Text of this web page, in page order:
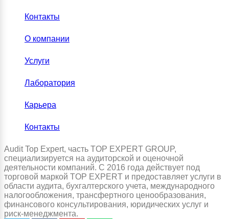
Контакты
О компании
Услуги
Лаборатория
Карьера
Контакты
Audit Top Expert, часть TOP EXPERT GROUP,
специализируется на аудиторской и оценочной
деятельности компаний. С 2016 года действует под
торговой маркой TOP EXPERT и предоставляет услуги в
области аудита, бухгалтерского учета, международного
налогообложения, трансфертного ценообразования,
финансового консультирования, юридических услуг и
риск-менеджмента.